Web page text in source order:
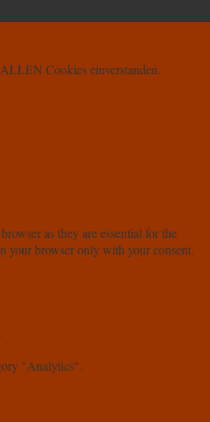
Cookies einverstanden.
as they are essential for the
your browser only with your consent.
"Analytics".